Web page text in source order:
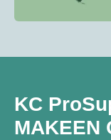
KC
MAKEEN